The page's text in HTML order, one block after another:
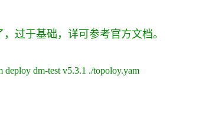
过于基础，详可参考官方文档。
dm-test v5.3.1 ./topoloy.yam